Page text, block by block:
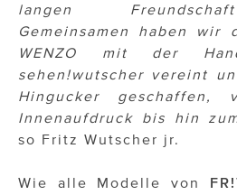
langen
Gemeinsamen haben wir
WENZO mit der
sehen!wutscher vereint
Hingucker geschaffen,
Innenaufdruck bis hin
so Fritz Wutscher jr.
Wie alle Modelle von